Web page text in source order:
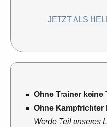
JETZT ALS
Ohne Trainer keine
Ohne Kampfrichter
Werde Teil unseres